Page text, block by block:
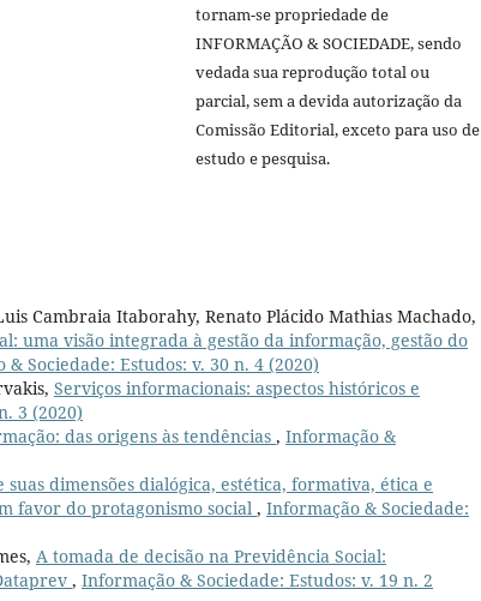
tornam-se propriedade de
INFORMAÇÃO & SOCIEDADE, sendo
vedada sua reprodução total ou
parcial, sem a devida autorização da
Comissão Editorial, exceto para uso de
estudo e pesquisa.
Cambraia Itaborahy, Renato Plácido Mathias Machado,
uma visão integrada à gestão da informação, gestão do
Sociedade: Estudos: v. 30 n. 4 (2020)
Serviços informacionais: aspectos históricos e
3 (2020)
das origens às tendências , Informação &
dimensões dialógica, estética, formativa, ética e
favor do protagonismo social , Informação & Sociedade:
A tomada de decisão na Previdência Social:
, Informação & Sociedade: Estudos: v. 19 n. 2